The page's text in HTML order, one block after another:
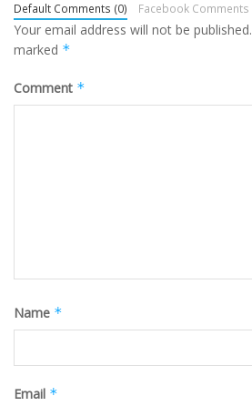
Default Comments (0) Facebook Comments
Your email address will not be published.
marked *
Comment *
Name *
Email *